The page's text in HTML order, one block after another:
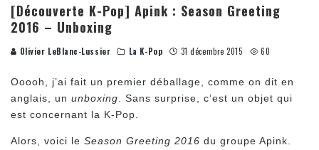
[Découverte K-Pop] Apink : Season Greeting
2016 – Unboxing
Olivier LeBlanc-Lussier La K-Pop 31 décembre 2015 60
Ooooh, j’ai fait un premier déballage, comme on dit en
anglais, un unboxing . Sans surprise, c’est un objet qui
est concernant la K-Pop.
Alors, voici le Season Greeting 2016 du groupe Apink.